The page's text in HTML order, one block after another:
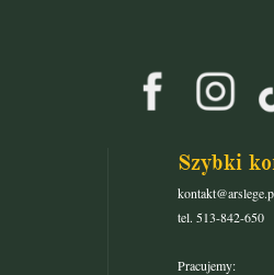
Szybki
tel. 513-842-650
Pracujemy: